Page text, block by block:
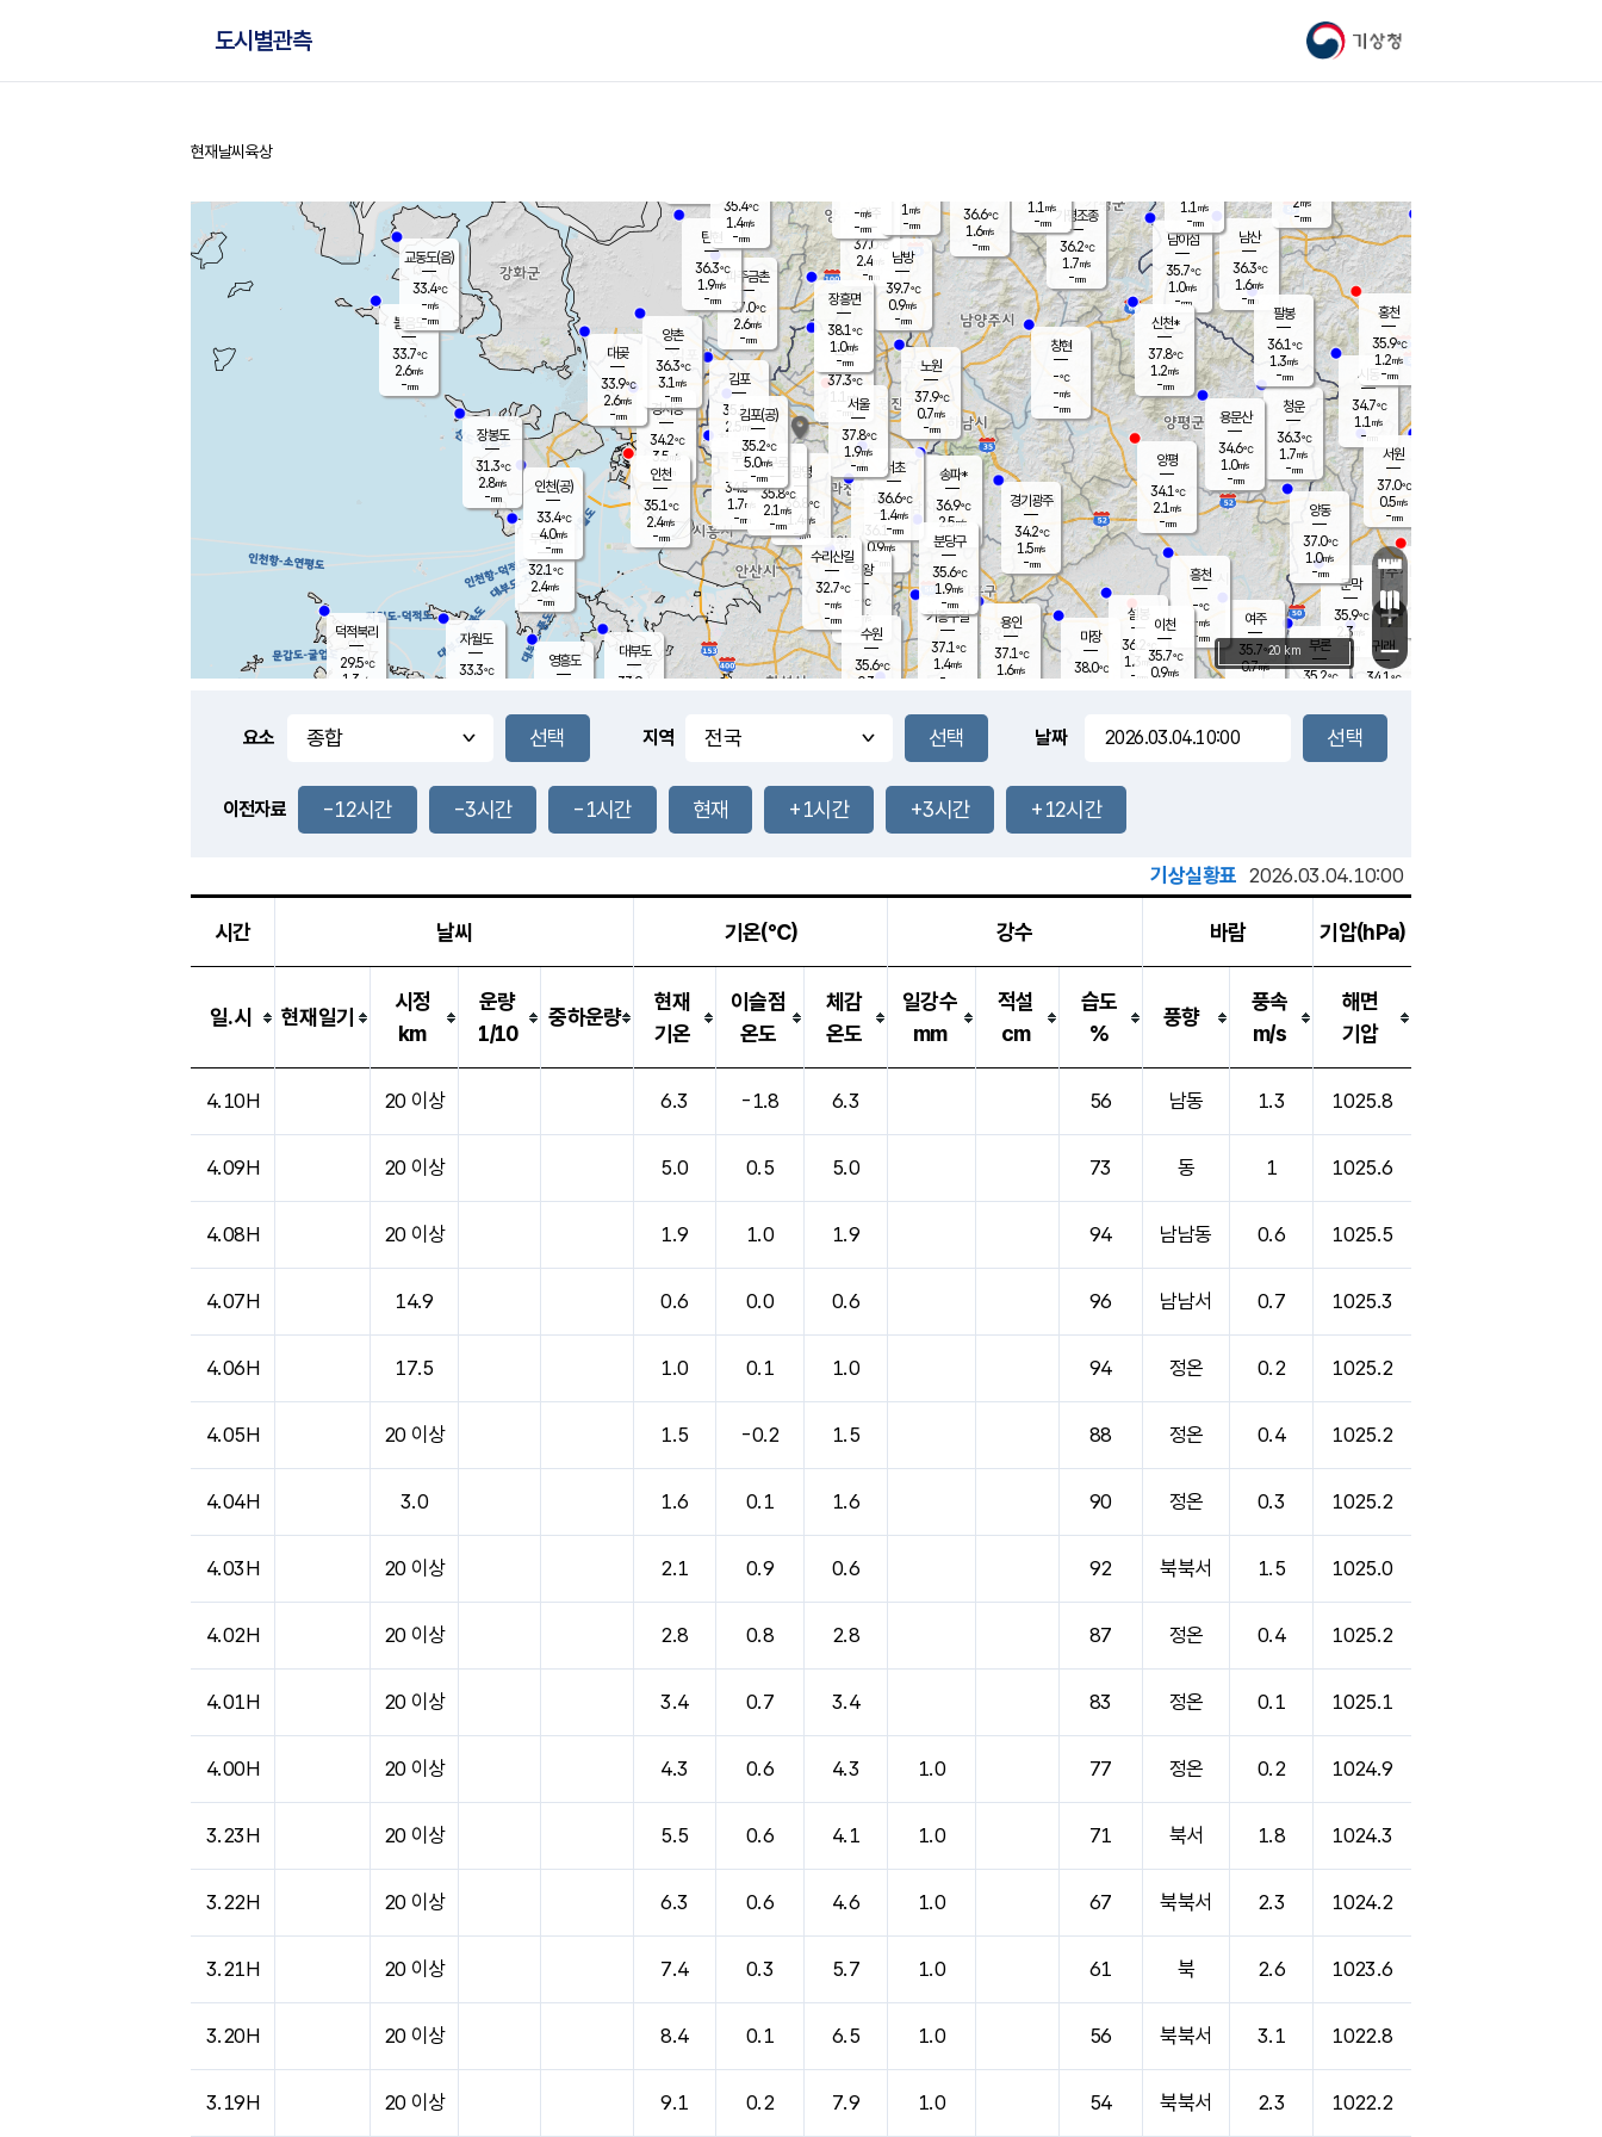
기상청
도시별관측
홈
현재날씨 육상
풍도
3.1m/s
문막
35.9℃
2.3m/s
mm
남이섬
35.7℃
1.0m/s
-mm
무의도
32.1℃
2.4m/s
-mm
영흥도
볼음도
33.7℃
2.6m/s
-mm
자월도
33.3℃
양주
37.0℃
2.4
-mm
부론
35.2℃
과천
36.1℃
0.9m/s
- mm
남산
36.3℃
1.6m/s
-mm
장봉도
31.3℃
2.8m/s
-mm
-mm
청운
36.3℃
1.7m/s
-mm
팔봉
36.1℃
1.3m/s
-mm
-mm
용인
37.1℃
1.6m/s
여주
35.7℃
0.7m/s
양동
37.0℃
1.0m/s
-mm
경기광주
34.2℃
1.5m/s
-mm
장호원
1.1 m/s
-mm
35.1
℃
대부도
33.9
-
경서동
34.2℃
3.5 m/s
-mm
파주금촌
37.0℃
2.6m/s
-mm
가평조종
36.2℃
1.7m/s
-mm
36.6℃
1.6m/s
-mm
대곶
33.9℃
2.6m/s
-mm
신천*
37.8℃
1.2m/s
-mm
창현
-℃
-m/s
-mm
탄현
36.3℃
1.9m/s
-mm
1.1 m/s
-mm
36.9℃
1.6m/s
-mm
흥천
-℃
-m/s
-mm
마장
38.0℃
의왕
- ℃
m/s
mm
김포
35.1℃
2.5 m/s
mm
설봉
36.2
1.3 m/s
- mm
광명
36.8 ℃
1.4 m/s
-mm
부천
34.5℃
1.7m/s
-mm
-mm
양촌
36.3℃
3.1 m/s
-mm
구로
35.8℃
2.1 m/s
-mm
은평
37.3℃
m/s
- mm
노원
37.9℃
0.7m/s
-mm
송파*
36.9℃
2.5m/s
-mm
서초
36.6℃
1.4m/s
-mm
남방
39.7℃
0.9m/s
-mm
기흥구갈
37.1℃
1.4m/s
-
수리산길
32.7℃
-m/s
-mm
분당구
35.6℃
1.9m/s
-mm
장흥면
38.1℃
1.0m/s
-mm
-m/s
-mm
시동
34.7℃
1.1 m/s
- mm
귀래
34.1 ℃
서원
37.0℃
0.5m/s
-mm
용문산
34.6℃
1.0m/s
-mm
덕적북리
29.5℃
1.3 m/s
인천(공)
33.4℃
4.0m/s
-mm
김포(공)
35.2℃
5.0m/s
-mm
교동도(음)
33.4℃
-m/s
-mm
홍천
35.9℃
1.2m/s
-mm
이천
35.7℃
0.9m/s
양평
34.1℃
2.1 m/s
-mm
수원
35.6℃
0.3 m/s
인천
35.1℃
2.4m/s
-mm
서울
37.8℃
1.9m/s
-mm
2m/s
-mm
35.4℃
1.4m/s
-mm
1 m/s
-mm
+
−
20 km
요소 지역 날짜
이전자료 -12시간 -3시간 -1시간 현재 +1시간 +3시간 +12시간
기상실황표 2026.03.04.10:00
시간 날씨 기온(℃) 강수 바람 기압(hPa)
일.시 현재일기
시정
km
운량
1/10
중하운량
현재
기온
이슬점
온도
체감
온도
일강수
mm
적설
cm
습도
%
풍향
풍속
m/s
해면
기압
4.10H 20 이상 6.3 -1.8 6.3 56 남동 1.3 1025.8
4.09H 20 이상 5.0 0.5 5.0 73 동 1 1025.6
4.08H 20 이상 1.9 1.0 1.9 94 남남동 0.6 1025.5
4.07H 14.9 0.6 0.0 0.6 96 남남서 0.7 1025.3
4.06H 17.5 1.0 0.1 1.0 94 정온 0.2 1025.2
4.05H 20 이상 1.5 -0.2 1.5 88 정온 0.4 1025.2
4.04H 3.0 1.6 0.1 1.6 90 정온 0.3 1025.2
4.03H 20 이상 2.1 0.9 0.6 92 북북서 1.5 1025.0
4.02H 20 이상 2.8 0.8 2.8 87 정온 0.4 1025.2
4.01H 20 이상 3.4 0.7 3.4 83 정온 0.1 1025.1
4.00H 20 이상 4.3 0.6 4.3 1.0 77 정온 0.2 1024.9
3.23H 20 이상 5.5 0.6 4.1 1.0 71 북서 1.8 1024.3
3.22H 20 이상 6.3 0.6 4.6 1.0 67 북북서 2.3 1024.2
3.21H 20 이상 7.4 0.3 5.7 1.0 61 북 2.6 1023.6
3.20H 20 이상 8.4 0.1 6.5 1.0 56 북북서 3.1 1022.8
3.19H 20 이상 9.1 0.2 7.9 1.0 54 북북서 2.3 1022.2